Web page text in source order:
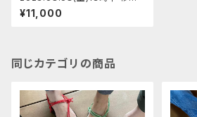
区阿佐ヶ谷マンサンダルワー
¥11,000
同じカテゴリの商品